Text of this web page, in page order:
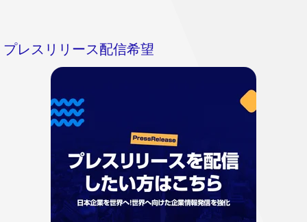
プレスリリース配信希望